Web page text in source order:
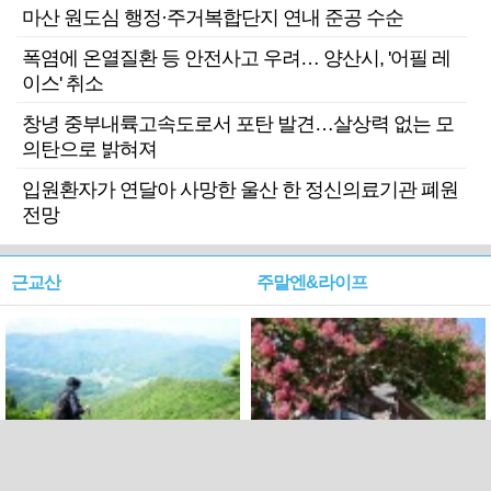
마산 원도심 행정·주거복합단지 연내 준공 수순
폭염에 온열질환 등 안전사고 우려… 양산시, '어필 레
이스' 취소
창녕 중부내륙고속도로서 포탄 발견…살상력 없는 모
의탄으로 밝혀져
입원환자가 연달아 사망한 울산 한 정신의료기관 폐원
전망
근교산 주말엔&라이프